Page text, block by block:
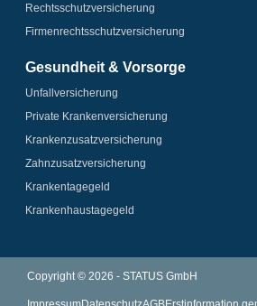
Rechtsschutz­versicherung
Firmenrechtsschutz­versicherung
Gesundheit & Vorsorge
Unfallversicherung
Private Krankenversicherung
Krankenzusatz­­versicherung
Zahnzusatz­versicherung
Krankentagegeld
Krankenhaus­tagegeld
Copyright © 2026 - STATUS GmbH